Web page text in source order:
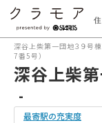
深谷上柴第一団地３９号
7番5号）
深谷上柴
-
最寄駅の充実度